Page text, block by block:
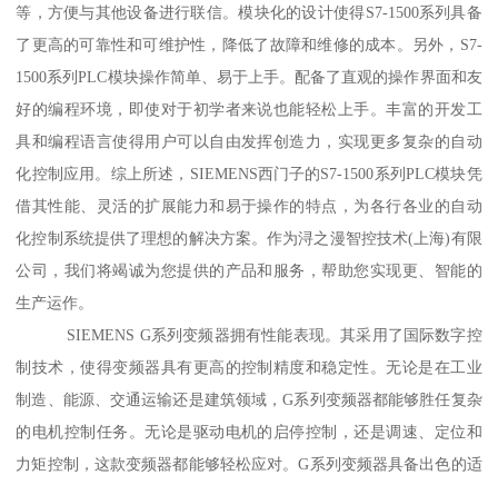
等，方便与其他设备进行联信。模块化的设计使得S7-1500系列具备
了更高的可靠性和可维护性，降低了故障和维修的成本。另外，S7-
1500系列PLC模块操作简单、易于上手。配备了直观的操作界面和友
好的编程环境，即使对于初学者来说也能轻松上手。丰富的开发工
具和编程语言使得用户可以自由发挥创造力，实现更多复杂的自动
化控制应用。综上所述，SIEMENS西门子的S7-1500系列PLC模块凭
借其性能、灵活的扩展能力和易于操作的特点，为各行各业的自动
化控制系统提供了理想的解决方案。作为浔之漫智控技术(上海)有限
公司，我们将竭诚为您提供的产品和服务，帮助您实现更、智能的
生产运作。
SIEMENS G系列变频器拥有性能表现。其采用了国际数字控
制技术，使得变频器具有更高的控制精度和稳定性。无论是在工业
制造、能源、交通运输还是建筑领域，G系列变频器都能够胜任复杂
的电机控制任务。无论是驱动电机的启停控制，还是调速、定位和
力矩控制，这款变频器都能够轻松应对。G系列变频器具备出色的适